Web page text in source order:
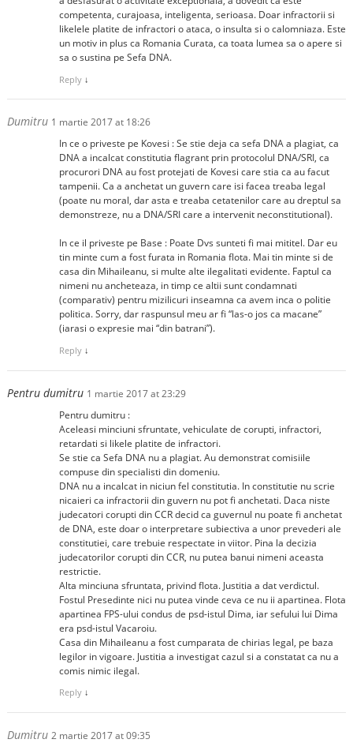
competenta, curajoasa, inteligenta, serioasa. Doar infractorii si
likelele platite de infractori o ataca, o insulta si o calomniaza. Este
un motiv in plus ca Romania Curata, ca toata lumea sa o apere si
sa o sustina pe Sefa DNA.
Reply ↓
Dumitru 1 martie 2017 at 18:26
In ce o priveste pe Kovesi : Se stie deja ca sefa DNA a plagiat, ca
DNA a incalcat constitutia flagrant prin protocolul DNA/SRI, ca
procurori DNA au fost protejati de Kovesi care stia ca au facut
tampenii. Ca a anchetat un guvern care isi facea treaba legal
(poate nu moral, dar asta e treaba cetatenilor care au dreptul sa
demonstreze, nu a DNA/SRI care a intervenit neconstitutional).
In ce il priveste pe Base : Poate Dvs sunteti fi mai mititel. Dar eu
tin minte cum a fost furata in Romania flota. Mai tin minte si de
casa din Mihaileanu, si multe alte ilegalitati evidente. Faptul ca
nimeni nu ancheteaza, in timp ce altii sunt condamnati
(comparativ) pentru mizilicuri inseamna ca avem inca o politie
politica. Sorry, dar raspunsul meu ar fi “las-o jos ca macane”
(iarasi o expresie mai “din batrani”).
Reply ↓
Pentru dumitru 1 martie 2017 at 23:29
Pentru dumitru :
Aceleasi minciuni sfruntate, vehiculate de corupti, infractori,
retardati si likele platite de infractori.
Se stie ca Sefa DNA nu a plagiat. Au demonstrat comisiile
compuse din specialisti din domeniu.
DNA nu a incalcat in niciun fel constitutia. In constitutie nu scrie
nicaieri ca infractorii din guvern nu pot fi anchetati. Daca niste
judecatori corupti din CCR decid ca guvernul nu poate fi anchetat
de DNA, este doar o interpretare subiectiva a unor prevederi ale
constitutiei, care trebuie respectate in viitor. Pina la decizia
judecatorilor corupti din CCR, nu putea banui nimeni aceasta
restrictie.
Alta minciuna sfruntata, privind flota. Justitia a dat verdictul.
Fostul Presedinte nici nu putea vinde ceva ce nu ii apartinea. Flota
apartinea FPS-ului condus de psd-istul Dima, iar sefului lui Dima
era psd-istul Vacaroiu.
Casa din Mihaileanu a fost cumparata de chirias legal, pe baza
legilor in vigoare. Justitia a investigat cazul si a constatat ca nu a
comis nimic ilegal.
Reply ↓
Dumitru 2 martie 2017 at 09:35